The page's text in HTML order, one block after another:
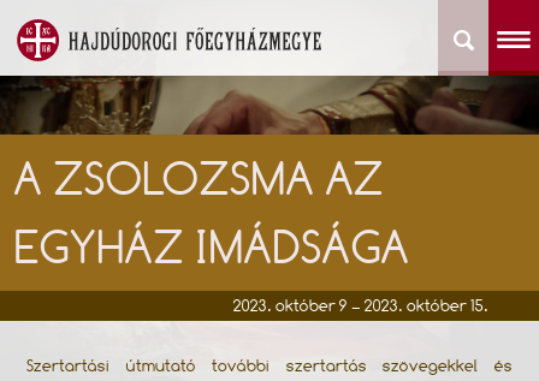
A ZSOLOZSMA AZ
EGYHÁZ IMÁDSÁGA
2023. október 9 – 2023. október 15.
Szertartási útmutató további szertartás szövegekkel és